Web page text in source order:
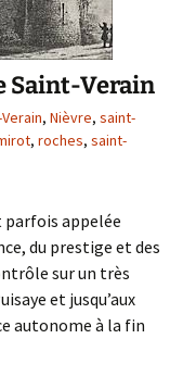
Saint-Verain
, Nièvre, saint-
, roches, saint-
parfois appelée
du prestige et des
sur un très
et jusqu’aux
autonome à la fin